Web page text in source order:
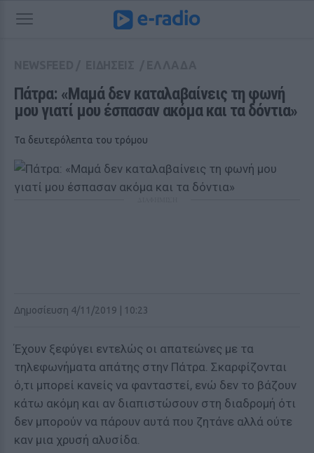
Πάτρα: «Μαμά δεν καταλαβαίνεις τη φωνή
μου γιατί μου έσπασαν ακόμα και τα δόντια»
Τα δευτερόλεπτα του τρόμου
Δημοσίευση 4/11/2019 | 10:23
Έχουν ξεφύγει εντελώς οι απατεώνες με τα
τηλεφωνήματα απάτης στην Πάτρα. Σκαρφίζονται
ό,τι μπορεί κανείς να φανταστεί, ενώ δεν το βάζουν
κάτω ακόμη και αν διαπιστώσουν στη διαδρομή ότι
δεν μπορούν να πάρουν αυτά που ζητάνε αλλά ούτε
καν μια χρυσή αλυσίδα.